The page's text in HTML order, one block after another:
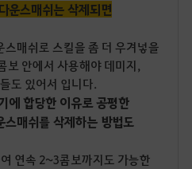
운스매쉬는 삭제되면
매쉬로 스킬을 좀 더 우겨넣을
보 안에서 사용해야 데미지,
도 있어서 입니다.
에 합당한 이유로 공평한
매쉬를 삭제하는 방법도
연속 2~3콤보까지도 가능한